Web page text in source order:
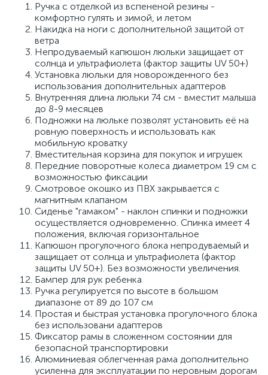
Ручка с отделкой из вспененой резины -
комфортно гулять и зимой, и летом
Накидка на ноги с дополнительной защитой от
ветра
Непродуваемый капюшон люльки защищает от
солнца и ультрафиолета (фактор защиты UV 50+)
Установка люльки для новорожденного без
использования дополнительных адаптеров
Внутренняя длина люльки 74 см - вместит малыша
до 8-9 месяцев
Подножки на люльке позволят установить её на
ровную поверхность и использовать как
мобильную кроватку
Вместительная корзина для покупок и игрушек
Передние поворотные колеса диаметром 19 см с
возможностью фиксации
Смотровое окошко из ПВХ закрывается с
магнитным клапаном
Сиденье "гамаком" - наклон спинки и подножки
осуществляется одновременно. Спинка имеет 4
положения, включая горизонтальное
Капюшон прогулочного блока непродуваемый и
защищает от солнца и ультрафиолета (фактор
защиты UV 50+). Без возможности увеличения.
Бампер для рук ребенка
Ручка регулируется по высоте в большом
диапазоне от 89 до 107 см
Простая и быстрая установка прогулочного блока
без использовани адаптеров
Фиксатор рамы в сложенном состоянии для
безопасной транспортировки
Алюминиевая облегченная рама дополнительно
усиленна для эксплуатации по неровным дорогам